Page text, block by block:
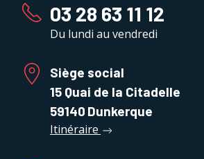
03 28 63 11 12
Du lundi au vendredi
Siège social
15 Quai de la Citadelle
59140 Dunkerque
Itinéraire